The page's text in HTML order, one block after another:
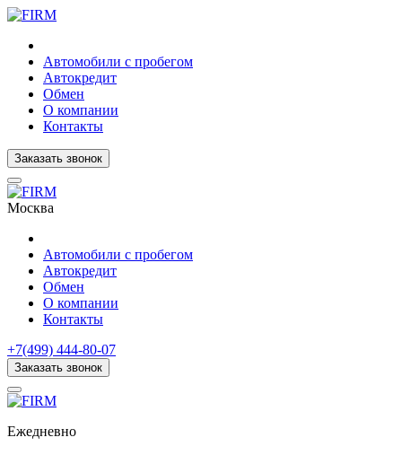
Автомобили с пробегом
Автокредит
Обмен
О компании
Контакты
Заказать звонок
Москва
Автомобили с пробегом
Автокредит
Обмен
О компании
Контакты
+7(499) 444-80-07
Заказать звонок
Ежедневно